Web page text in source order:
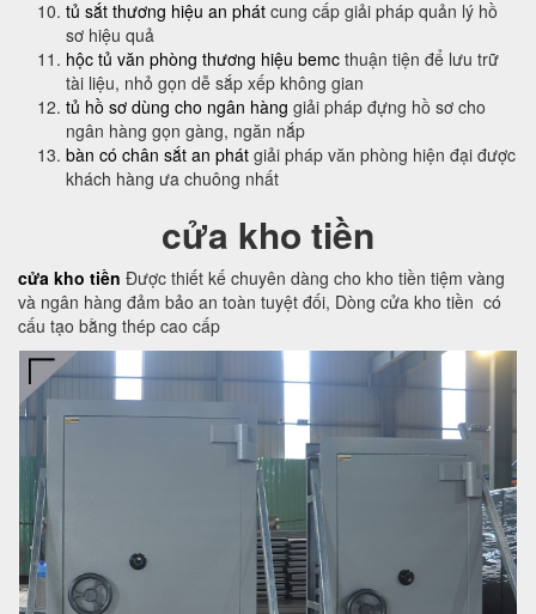
tủ sắt thương hiệu an phát cung cấp giải pháp quản lý hồ
sơ hiệu quả
hộc tủ văn phòng thương hiệu bemc thuận tiện để lưu trữ
tài liệu, nhỏ gọn dễ sắp xếp không gian
tủ hồ sơ dùng cho ngân hàng giải pháp đựng hồ sơ cho
ngân hàng gọn gàng, ngăn nắp
bàn có chân sắt an phát giải pháp văn phòng hiện đại được
khách hàng ưa chuông nhất
cửa kho tiền
cửa kho tiền Được thiết kế chuyên dàng cho kho tiền tiệm vàng
và ngân hàng đảm bảo an toàn tuyệt đối, Dòng cửa kho tiền có
cấu tạo bằng thép cao cấp